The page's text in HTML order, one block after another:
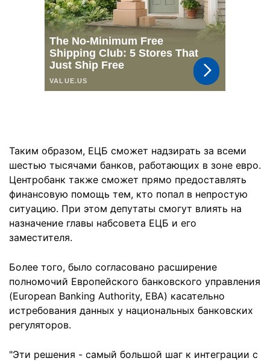
Таким образом, ЕЦБ сможет надзирать за всеми
шестью тысячами банков, работающих в зоне евро.
Центробанк также сможет прямо предоставлять
финансовую помощь тем, кто попал в непростую
ситуацию. При этом депутаты смогут влиять на
назначение главы набсовета ЕЦБ и его
заместителя.
Более того, было согласовано расширение
полномочий Европейского банковского управления
(European Banking Authority, EBA) касательно
истребования данных у национальных банковских
регуляторов.
"Эти решения - самый большой шаг к интеграции с